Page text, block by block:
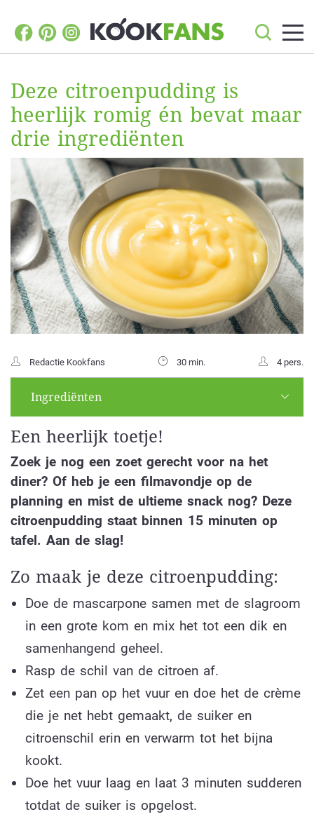
Deze citroenpudding is
heerlijk romig én bevat maar
drie ingrediënten
Redactie Kookfans 30 min. 4 pers.
Ingrediënten
Een heerlijk toetje!
Zoek je nog een zoet gerecht voor na het
diner? Of heb je een filmavondje op de
planning en mist de ultieme snack nog? Deze
citroenpudding staat binnen 15 minuten op
tafel. Aan de slag!
Zo maak je deze citroenpudding:
Doe de mascarpone samen met de slagroom
in een grote kom en mix het tot een dik en
samenhangend geheel.
Rasp de schil van de citroen af.
Zet een pan op het vuur en doe het de crème
die je net hebt gemaakt, de suiker en
citroenschil erin en verwarm tot het bijna
kookt.
Doe het vuur laag en laat 3 minuten sudderen
totdat de suiker is opgelost.